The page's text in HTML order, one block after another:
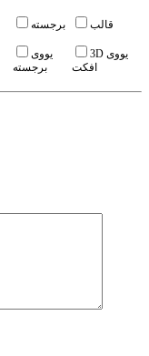
برجسته قالب
یووی
برجسته
3D یووی
افکت